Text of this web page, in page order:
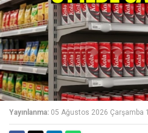
Yayınlanma: 05 Ağustos 2026 Çarşamba